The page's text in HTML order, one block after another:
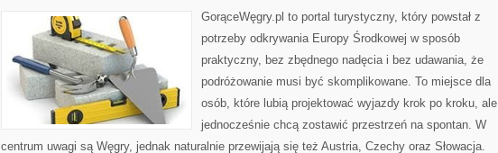
GorąceWęgry.pl to portal turystyczny, który powstał z
potrzeby odkrywania Europy Środkowej w sposób
praktyczny, bez zbędnego nadęcia i bez udawania, że
podróżowanie musi być skomplikowane. To miejsce dla
osób, które lubią projektować wyjazdy krok po kroku, ale
jednocześnie chcą zostawić przestrzeń na spontan. W
centrum uwagi są Węgry, jednak naturalnie przewijają się też Austria, Czechy oraz Słowacja.